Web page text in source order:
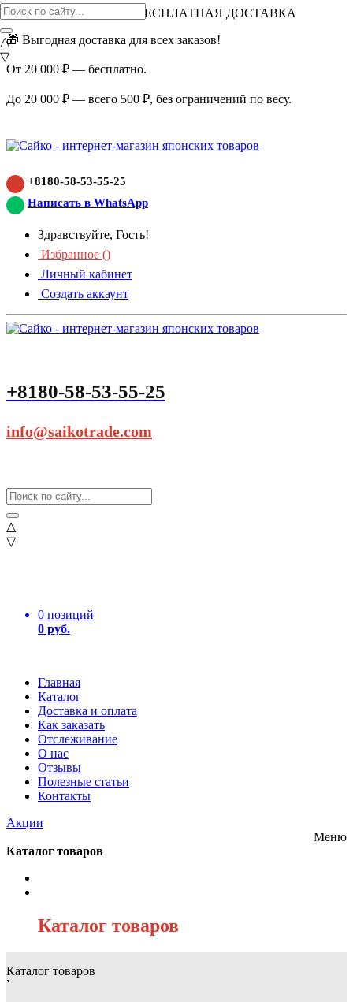
ВНИМАНИЕ АКЦИЯ!
БЕСПЛАТНАЯ ДОСТАВКА
🎁 Выгодная доставка для всех заказов!
От 20 000 ₽ — бесплатно.
До 20 000 ₽ — всего 500 ₽, без ограничений по весу.
+8180-58-53-55-25
Написать в WhatsApp
Здравствуйте, Гость!
Избранное ()
Личный кабинет
Создать аккаунт
+8180-58-53-55-25
info@saikotrade.com
△
▽
0 позиций
0 руб.
Главная
Каталог
Доставка и оплата
Как заказать
Отслеживание
О нас
Отзывы
Полезные статьи
Контакты
Акции
△
▽
Меню
Каталог товаров
Каталог товаров
Каталог товаров
`